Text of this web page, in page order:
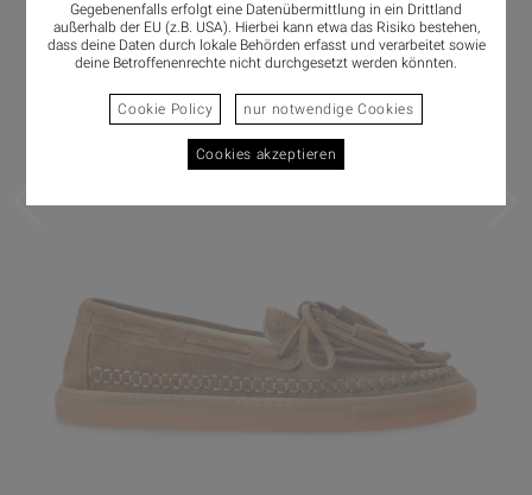
Gegebenenfalls erfolgt eine Datenübermittlung in ein Drittland
außerhalb der EU (z.B. USA). Hierbei kann etwa das Risiko bestehen,
dass deine Daten durch lokale Behörden erfasst und verarbeitet sowie
deine Betroffenenrechte nicht durchgesetzt werden könnten.
Cookie Policy nur notwendige Cookies
Cookies akzeptieren